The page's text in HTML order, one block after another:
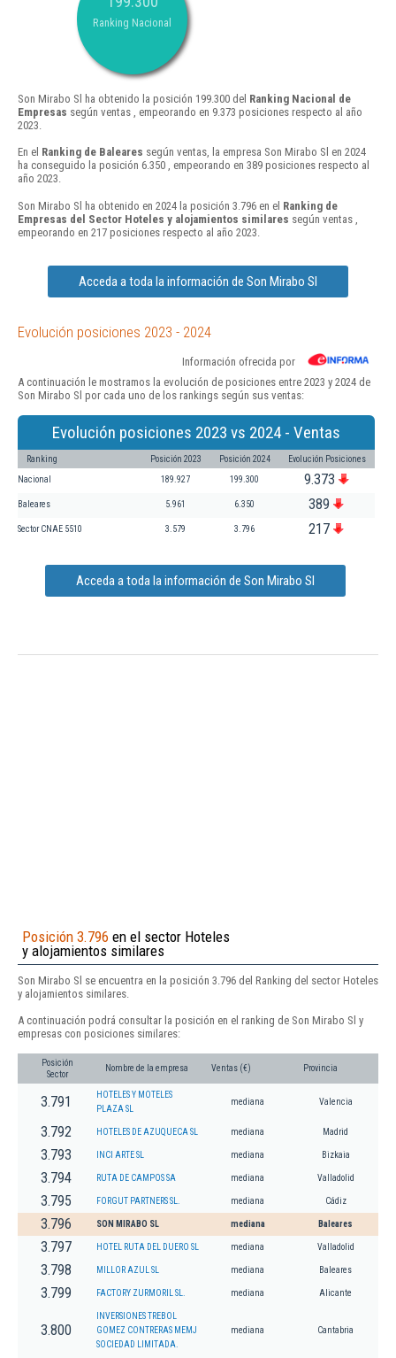
Ranking Nacional
Son Mirabo Sl ha obtenido la posición 199.300 del Ranking Nacional de
Empresas según ventas , empeorando en 9.373 posiciones respecto al año
2023.
En el Ranking de Baleares según ventas, la empresa Son Mirabo Sl en 2024
ha conseguido la posición 6.350 , empeorando en 389 posiciones respecto al
año 2023.
Son Mirabo Sl ha obtenido en 2024 la posición 3.796 en el Ranking de
Empresas del Sector Hoteles y alojamientos similares según ventas ,
empeorando en 217 posiciones respecto al año 2023.
Acceda a toda la información de Son Mirabo Sl
Evolución posiciones 2023 - 2024
Información ofrecida por
A continuación le mostramos la evolución de posiciones entre 2023 y 2024 de
Son Mirabo Sl por cada uno de los rankings según sus ventas:
Evolución posiciones 2023 vs 2024 - Ventas
Ranking Posición 2023 Posición 2024 Evolución Posiciones
Nacional 189.927 199.300 9.373
Baleares 5.961 6.350 389
Sector CNAE 5510 3.579 3.796 217
Acceda a toda la información de Son Mirabo Sl
Posición 3.796 en el sector Hoteles
y alojamientos similares
Son Mirabo Sl se encuentra en la posición 3.796 del Ranking del sector Hoteles
y alojamientos similares.
A continuación podrá consultar la posición en el ranking de Son Mirabo Sl y
empresas con posiciones similares:
Posición
Sector
Nombre de la empresa Ventas (€) Provincia
3.791
HOTELES Y MOTELES
PLAZA SL
mediana Valencia
3.792 HOTELES DE AZUQUECA SL mediana Madrid
3.793 INCI ARTE SL mediana Bizkaia
3.794 RUTA DE CAMPOS SA mediana Valladolid
3.795 FORGUT PARTNERS SL. mediana Cádiz
3.796 SON MIRABO SL mediana Baleares
3.797 HOTEL RUTA DEL DUERO SL mediana Valladolid
3.798 MILLOR AZUL SL mediana Baleares
3.799 FACTORY ZURMORIL SL. mediana Alicante
3.800
INVERSIONES TREBOL
GOMEZ CONTRERAS MEMJ
SOCIEDAD LIMITADA.
mediana Cantabria